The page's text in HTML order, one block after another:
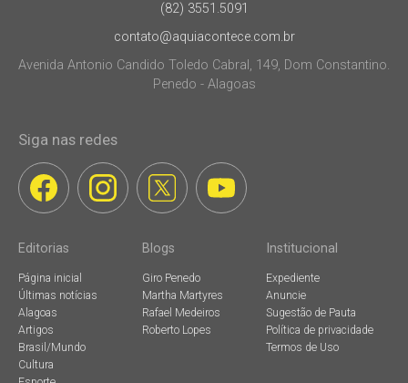
(82) 3551.5091
contato@aquiacontece.com.br
Avenida Antonio Candido Toledo Cabral, 149, Dom Constantino.
Penedo - Alagoas
Siga nas redes
Editorias
Página inicial
Últimas notícias
Alagoas
Artigos
Brasil/Mundo
Cultura
Blogs
Giro Penedo
Martha Martyres
Rafael Medeiros
Roberto Lopes
Institucional
Expediente
Anuncie
Sugestão de Pauta
Política de privacidade
Termos de Uso